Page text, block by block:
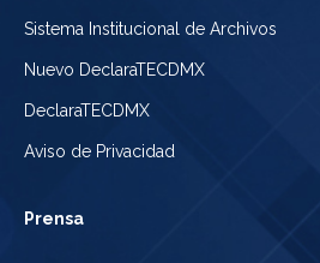
Sistema Institucional de Archivos
Nuevo DeclaraTECDMX
DeclaraTECDMX
Aviso de Privacidad
Prensa